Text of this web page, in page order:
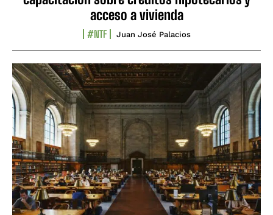
acceso a vivienda
#NTF Juan José Palacios